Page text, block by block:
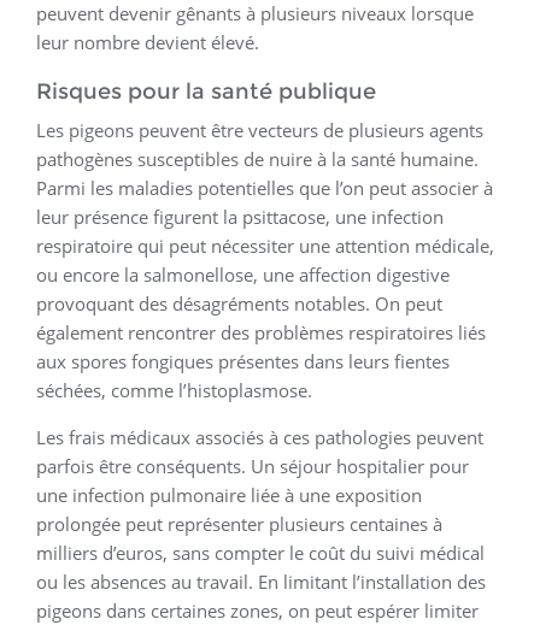
peuvent devenir gênants à plusieurs niveaux lorsque
leur nombre devient élevé.
Risques pour la santé publique
Les pigeons peuvent être vecteurs de plusieurs agents
pathogènes susceptibles de nuire à la santé humaine.
Parmi les maladies potentielles que l’on peut associer à
leur présence figurent la psittacose, une infection
respiratoire qui peut nécessiter une attention médicale,
ou encore la salmonellose, une affection digestive
provoquant des désagréments notables. On peut
également rencontrer des problèmes respiratoires liés
aux spores fongiques présentes dans leurs fientes
séchées, comme l’histoplasmose.
Les frais médicaux associés à ces pathologies peuvent
parfois être conséquents. Un séjour hospitalier pour
une infection pulmonaire liée à une exposition
prolongée peut représenter plusieurs centaines à
milliers d’euros, sans compter le coût du suivi médical
ou les absences au travail. En limitant l’installation des
pigeons dans certaines zones, on peut espérer limiter